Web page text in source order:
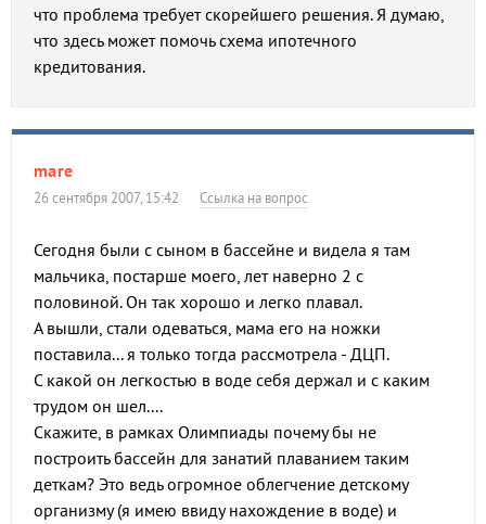
что проблема требует скорейшего решения. Я думаю,
что здесь может помочь схема ипотечного
кредитования.
mare
26 сентября 2007, 15:42 Ссылка на вопрос
Сегодня были с сыном в бассейне и видела я там
мальчика, постарше моего, лет наверно 2 с
половиной. Он так хорошо и легко плавал.
А вышли, стали одеваться, мама его на ножки
поставила... я только тогда рассмотрела - ДЦП.
С какой он легкостью в воде себя держал и с каким
трудом он шел....
Скажите, в рамках Олимпиады почему бы не
построить бассейн для занатий плаванием таким
деткам? Это ведь огромное облегчение детскому
организму (я имею ввиду нахождение в воде) и